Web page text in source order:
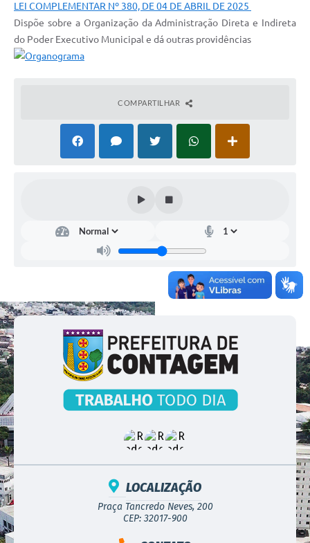
LEI COMPLEMENTAR Nº 380, DE 04 DE ABRIL DE 2025
Dispõe sobre a Organização da Administração Direta e Indireta
do Poder Executivo Municipal e dá outras providências
COMPARTILHAR
LOCALIZAÇÃO
Praça Tancredo Neves, 200
CEP: 32017-900